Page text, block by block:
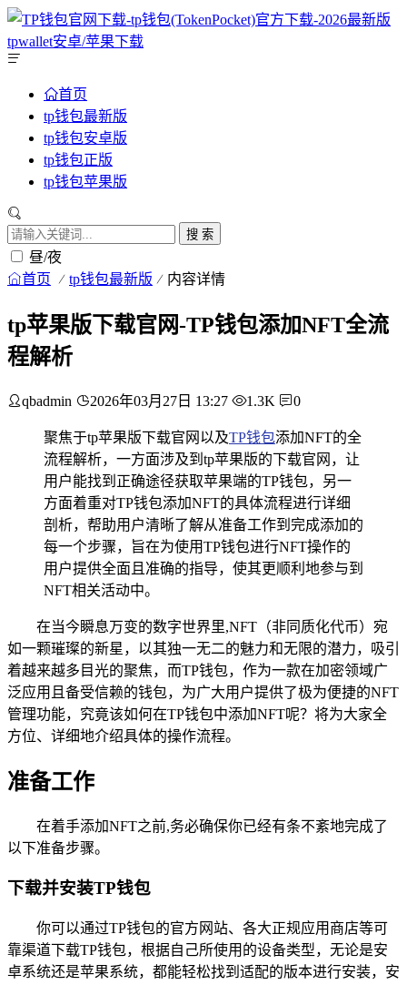
首页
tp钱包最新版
tp钱包安卓版
tp钱包正版
tp钱包苹果版
搜 索
昼/夜
首页 tp钱包最新版 内容详情
tp苹果版下载官网-TP钱包添加NFT全流
程解析
qbadmin 2026年03月27日 13:27 1.3K 0
聚焦于tp苹果版下载官网以及TP钱包添加NFT的全
流程解析，一方面涉及到tp苹果版的下载官网，让
用户能找到正确途径获取苹果端的TP钱包，另一
方面着重对TP钱包添加NFT的具体流程进行详细
剖析，帮助用户清晰了解从准备工作到完成添加的
每一个步骤，旨在为使用TP钱包进行NFT操作的
用户提供全面且准确的指导，使其更顺利地参与到
NFT相关活动中。
在当今瞬息万变的数字世界里,NFT（非同质化代币）宛
如一颗璀璨的新星，以其独一无二的魅力和无限的潜力，吸引
着越来越多目光的聚焦，而TP钱包，作为一款在加密领域广
泛应用且备受信赖的钱包，为广大用户提供了极为便捷的NFT
管理功能，究竟该如何在TP钱包中添加NFT呢？将为大家全
方位、详细地介绍具体的操作流程。
准备工作
在着手添加NFT之前,务必确保你已经有条不紊地完成了
以下准备步骤。
下载并安装TP钱包
你可以通过TP钱包的官方网站、各大正规应用商店等可
靠渠道下载TP钱包，根据自己所使用的设备类型，无论是安
卓系统还是苹果系统，都能轻松找到适配的版本进行安装，安